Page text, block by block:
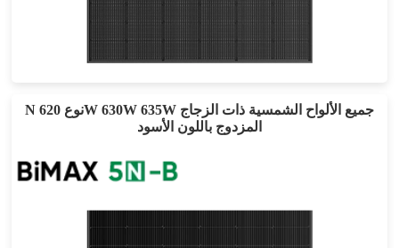
430-450 واط
ضمان الطاقة لمدة 25 عامًا
N نوع 620W 630W 635W جميع الألواح الشمسية ذات الزجاج
المزدوج باللون الأسود